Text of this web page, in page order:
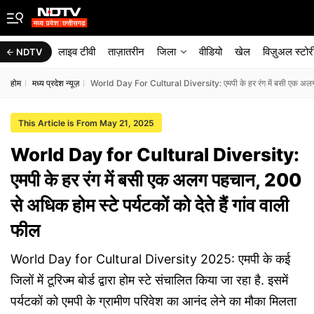
NDTV लाइव टीवी ताज़ातरीन जिला वीडियो खेल विज़ुअल
होम मध्य प्रदेश न्यूज़ World Day For Cultural Diversity: एमपी के हर रंग में बसी एक अलग
This Article is From May 21, 2025
World Day for Cultural Diversity:
एमपी के हर रंग में बसी एक अलग पहचान, 200
से अधिक होम स्टे पर्यटकों को देते हैं गांव वाली
फील
World Day for Cultural Diversity 2025: एमपी के कई
जिलों में टूरिज्म बोर्ड द्वारा होम स्टे संचालित किया जा रहा है. इसमें
पर्यटकों को एमपी के ग्रामीण परिवेश का आनंद लेने का मौका मिलता